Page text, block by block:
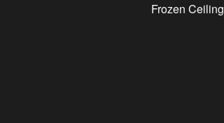
Frozen Ceiling